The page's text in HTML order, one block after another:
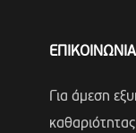
ΕΠΙΚΟΙΝΩΝΙΑ
Για άμεση